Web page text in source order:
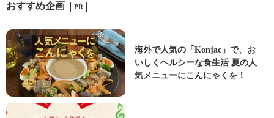
おすすめ企画 PR
海外で人気の「Konjac」で、お
いしくヘルシーな食生活 夏の人
気メニューにこんにゃくを！